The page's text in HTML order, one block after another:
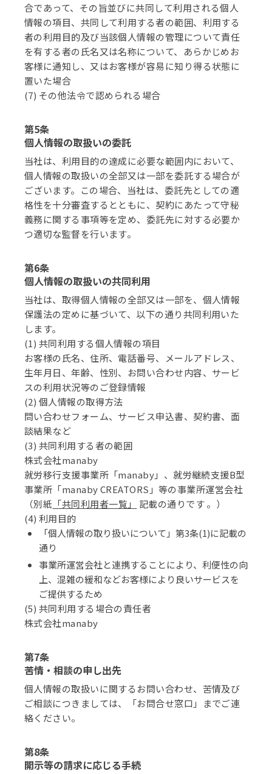
合であって、その旨並びに共同して利用される個人
情報の項目、共同して利用する者の範囲、利用する
者の利用目的及び当該個人情報の管理について責任
を有する者の氏名又は名称について、あらかじめお
客様に通知し、又はお客様が容易に知り得る状態に
置いた場合
(7) その他法令で認められる場合
第5条
個人情報の取扱いの委託
当社は、利用目的の達成に必要な範囲内において、
個人情報の取扱いの全部又は一部を委託する場合が
ございます。この場合、当社は、委託先としての適
格性を十分審査するとともに、契約にあたって守秘
義務に関する事項等を定め、委託先に対する必要か
つ適切な監督を行います。
第6条
個人情報の取扱いの共同利用
当社は、取得個人情報の全部又は一部を、個人情報
保護法の定めに基づいて、以下の通り共同利用いた
します。
(1) 共同利用する個人情報の項目
お客様の氏名、住所、電話番号、メールアドレス、
生年月日、年齢、性別、お問い合わせ内容、サービ
スの利用状況等のご登録情報
(2) 個人情報の取得方法
問い合わせフォーム、サービス申込書、契約書、面
談結果など
(3) 共同利用する者の範囲
株式会社manaby
就労移行支援事業所「manaby」、就労継続支援B型
事業所「manaby CREATORS」等の事業所運営会社
（別紙 「共同利用者一覧」
記載の通りです 。）
(4) 利用目的
「個人情報の取り扱いについて」第3条(1)に記載の
通り
事業所運営会社と連携することにより、利便性の向
上、混雑の緩和などお客様により良いサービスを
ご提供するため
(5) 共同利用する場合の責任者
株式会社manaby
第7条
苦情・相談の申し出先
個人情報の取扱いに関するお問い合わせ、苦情及び
ご相談につきましては、「お問合せ窓口」までご連
絡ください。
第8条
開示等の請求に応じる手続